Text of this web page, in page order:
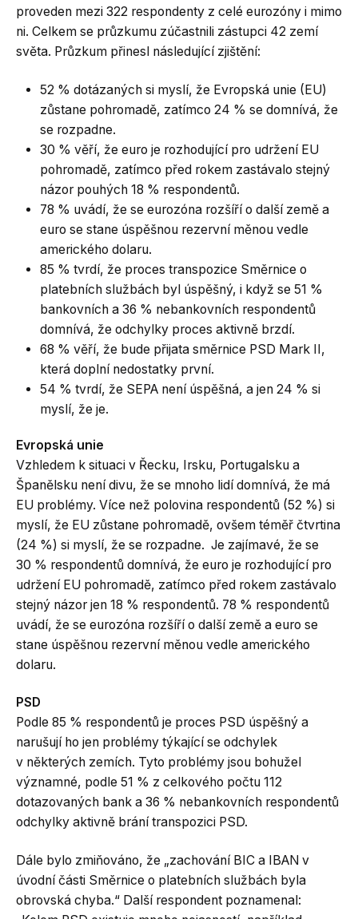
proveden mezi 322 respondenty z celé eurozóny i mimo
ni. Celkem se průzkumu zúčastnili zástupci 42 zemí
světa. Průzkum přinesl následující zjištění:
52 % dotázaných si myslí, že Evropská unie (EU)
zůstane pohromadě, zatímco 24 % se domnívá, že
se rozpadne.
30 % věří, že euro je rozhodující pro udržení EU
pohromadě, zatímco před rokem zastávalo stejný
názor pouhých 18 % respondentů.
78 % uvádí, že se eurozóna rozšíří o další země a
euro se stane úspěšnou rezervní měnou vedle
amerického dolaru.
85 % tvrdí, že proces transpozice Směrnice o
platebních službách byl úspěšný, i když se 51 %
bankovních a 36 % nebankovních respondentů
domnívá, že odchylky proces aktivně brzdí.
68 % věří, že bude přijata směrnice PSD Mark II,
která doplní nedostatky první.
54 % tvrdí, že SEPA není úspěšná, a jen 24 % si
myslí, že je.
Evropská unie
Vzhledem k situaci v Řecku, Irsku, Portugalsku a
Španělsku není divu, že se mnoho lidí domnívá, že má
EU problémy. Více než polovina respondentů (52 %) si
myslí, že EU zůstane pohromadě, ovšem téměř čtvrtina
(24 %) si myslí, že se rozpadne. Je zajímavé, že se
30 % respondentů domnívá, že euro je rozhodující pro
udržení EU pohromadě, zatímco před rokem zastávalo
stejný názor jen 18 % respondentů. 78 % respondentů
uvádí, že se eurozóna rozšíří o další země a euro se
stane úspěšnou rezervní měnou vedle amerického
dolaru.
PSD
Podle 85 % respondentů je proces PSD úspěšný a
narušují ho jen problémy týkající se odchylek
v některých zemích. Tyto problémy jsou bohužel
významné, podle 51 % z celkového počtu 112
dotazovaných bank a 36 % nebankovních respondentů
odchylky aktivně brání transpozici PSD.
Dále bylo zmiňováno, že „zachování BIC a IBAN v
úvodní části Směrnice o platebních službách byla
obrovská chyba.“ Další respondent poznamenal: